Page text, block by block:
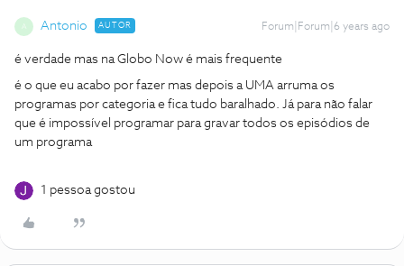
A Antonio AUTOR Forum|Forum|6 years ago
é verdade mas na Globo Now é mais frequente
é o que eu acabo por fazer mas depois a UMA arruma os
programas por categoria e fica tudo baralhado. Já para não falar
que é impossível programar para gravar todos os episódios de
um programa
1 pessoa gostou